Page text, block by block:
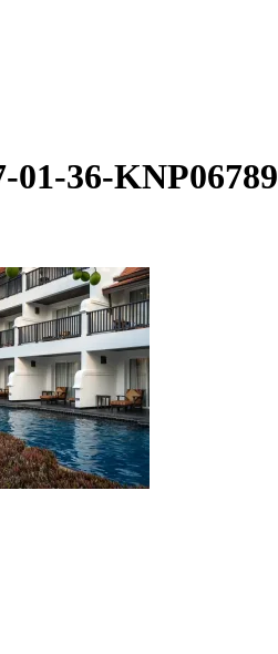
01-36-KNP06789